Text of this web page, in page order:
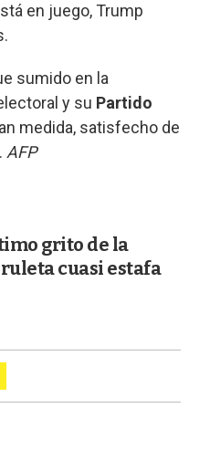
en juego, Trump
sumido en la
y su Partido
medida, satisfecho de
AFP
grito de la
cuasi estafa